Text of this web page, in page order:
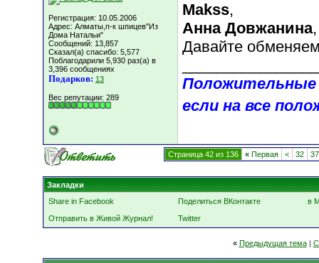
Регистрация: 10.05.2006
Адрес: Алматы,п-к шпицев"Из
Дома Натальи"
Сообщений: 13,857
Сказал(а) спасибо: 5,577
Поблагодарили 5,930 раз(а) в
3,396 сообщениях
Подарков: 13
Вес репутации: 289
Makss,
Анна Довжанина,
Давайте
Положительные
если на все
Страница 42 из 136 « Первая < 32 37
Закладки
Share in Facebook
Поделиться ВКонтакте
в
Отправить в Живой Журнал!
Twitter
« Предыдущая тема|